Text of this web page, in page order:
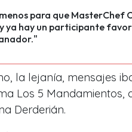
para que MasterChef
ya hay un participante
la lejanía, mensajes
Los 5 Mandamientos
Derderián.